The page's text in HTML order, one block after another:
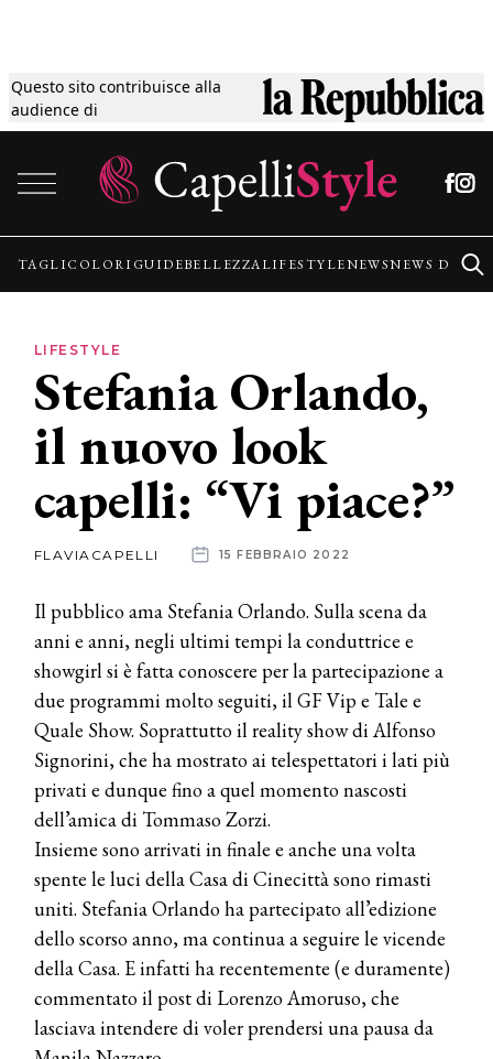
Questo sito contribuisce alla
audience di
Tagli
Colori
Guide
Lifestyle
News
News
aziende
TAGLICOLORI GUIDEBELLEZZALIFESTYLENEWSNEWS
LIFESTYLE
Stefania Orlando,
il nuovo look
capelli: “Vi piace?”
FLAVIACAPELLI 15 FEBBRAIO 2022
Il pubblico ama Stefania Orlando. Sulla scena da
anni e anni, negli ultimi tempi la conduttrice e
showgirl si è fatta conoscere per la partecipazione a
due programmi molto seguiti, il GF Vip e Tale e
Quale Show. Soprattutto il reality show di Alfonso
Signorini, che ha mostrato ai telespettatori i lati più
privati e dunque fino a quel momento nascosti
dell’amica di Tommaso Zorzi.
Insieme sono arrivati in finale e anche una volta
spente le luci della Casa di Cinecittà sono rimasti
uniti. Stefania Orlando ha partecipato all’edizione
dello scorso anno, ma continua a seguire le vicende
della Casa. E infatti ha recentemente (e duramente)
commentato il post di Lorenzo Amoruso, che
lasciava intendere di voler prendersi una pausa da